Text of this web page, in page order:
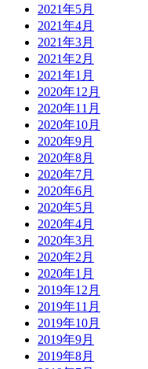
2021年5月
2021年4月
2021年3月
2021年2月
2021年1月
2020年12月
2020年11月
2020年10月
2020年9月
2020年8月
2020年7月
2020年6月
2020年5月
2020年4月
2020年3月
2020年2月
2020年1月
2019年12月
2019年11月
2019年10月
2019年9月
2019年8月